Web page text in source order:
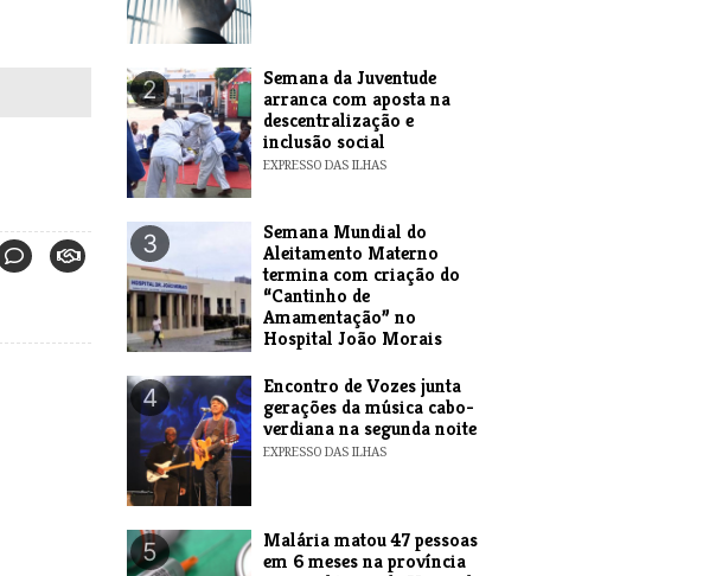
2
Semana da Juventude
arranca com aposta na
descentralização e
inclusão social
EXPRESSO DAS ILHAS
3
Semana Mundial do
Aleitamento Materno
termina com criação do
“Cantinho de
Amamentação” no
Hospital João Morais
4
Encontro de Vozes junta
gerações da música cabo-
verdiana na segunda noite
EXPRESSO DAS ILHAS
5
​Malária matou 47 pessoas
em 6 meses na província